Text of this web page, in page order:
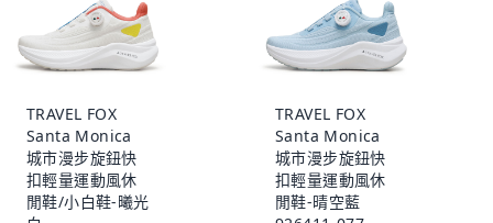
TRAVEL FOX
Santa Monica
城市漫步旋鈕快
扣輕量運動風休
閒鞋/小白鞋-曦光
TRAVEL FOX
Santa Monica
城市漫步旋鈕快
扣輕量運動風休
閒鞋-晴空藍